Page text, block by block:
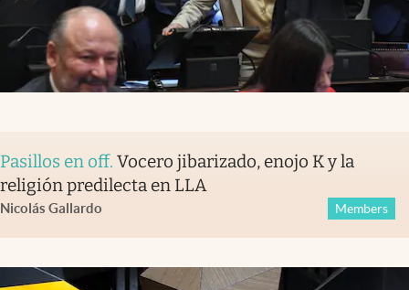
Pasillos en off. Vocero jibarizado, enojo K y la
religión predilecta en LLA
Nicolás Gallardo Members